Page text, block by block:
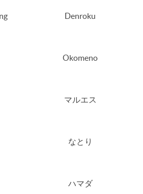
Denroku
Okomeno
マルエス
なとり
ハマダ